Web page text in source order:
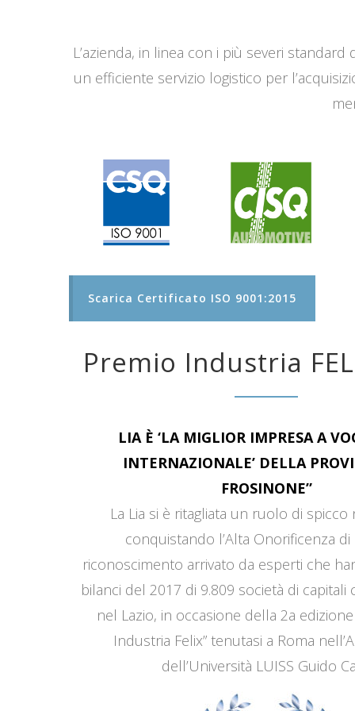
L’azienda, in linea con i più severi
un efficiente servizio logistico per
Scarica Certificato ISO 9001:2015
Premio Industria
LIA È ‘LA MIGLIOR IMPRESA A
INTERNAZIONALE’ DELLA
FROSINONE”
La Lia si è ritagliata un ruolo di
conquistando l’Alta Onorificenza di
riconoscimento arrivato da esperti che
bilanci del 2017 di 9.809 società di capitali
nel Lazio, in occasione della 2a
Industria Felix” tenutasi a Roma
dell’Università LUISS Guido